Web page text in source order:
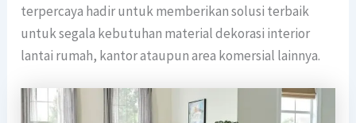
terpercaya hadir untuk memberikan solusi terbaik
untuk segala kebutuhan material dekorasi interior
lantai rumah, kantor ataupun area komersial lainnya.